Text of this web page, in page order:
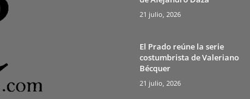
21 julio, 2026
El Prado reúne la serie
costumbrista de Valeriano
Bécquer
21 julio, 2026